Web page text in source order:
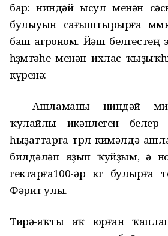
бар: ниндәй ысул менән
булыуын сағыштырырға
баш агроном. Йәш
һөҙөмтәһе менән ихлас
күренә:
— Ашламаны ниндәй
ҡулайлы икәнлеген белер
һыҙаттарға төрлө кимәлдә
билдәләп яҙып ҡуйҙым, ә
гектарға100-әр кг
Фәрит улы.
Тирә-яҡты аҡ юрған